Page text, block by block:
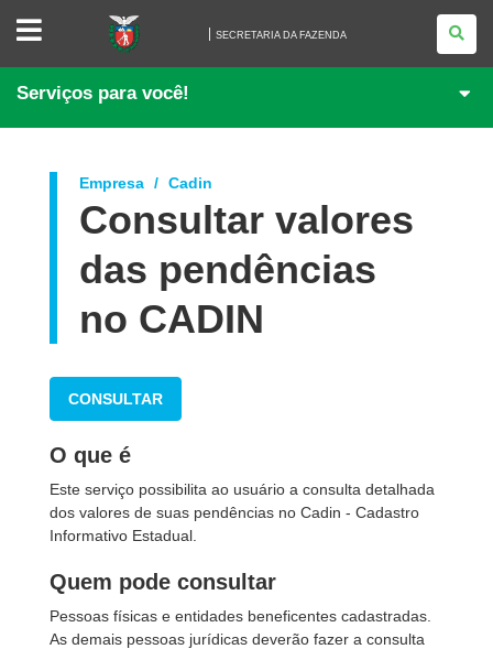
SECRETARIA
FAZENDA
SECRETARIA DA FAZENDA
Serviços para você!
Empresa Cadin
Consultar valores
das pendências
no CADIN
CONSULTAR
O que é
Este serviço possibilita ao usuário a consulta detalhada
dos valores de suas pendências no Cadin - Cadastro
Informativo Estadual.
Quem pode consultar
Pessoas físicas e entidades beneficentes cadastradas.
As demais pessoas jurídicas deverão fazer a consulta